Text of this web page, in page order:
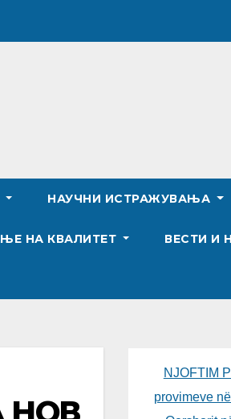
НАУЧНИ ИСТРАЖУВАЊА
НА КВАЛИТЕТ ВЕСТИ И
NJOFTIM
provimeve